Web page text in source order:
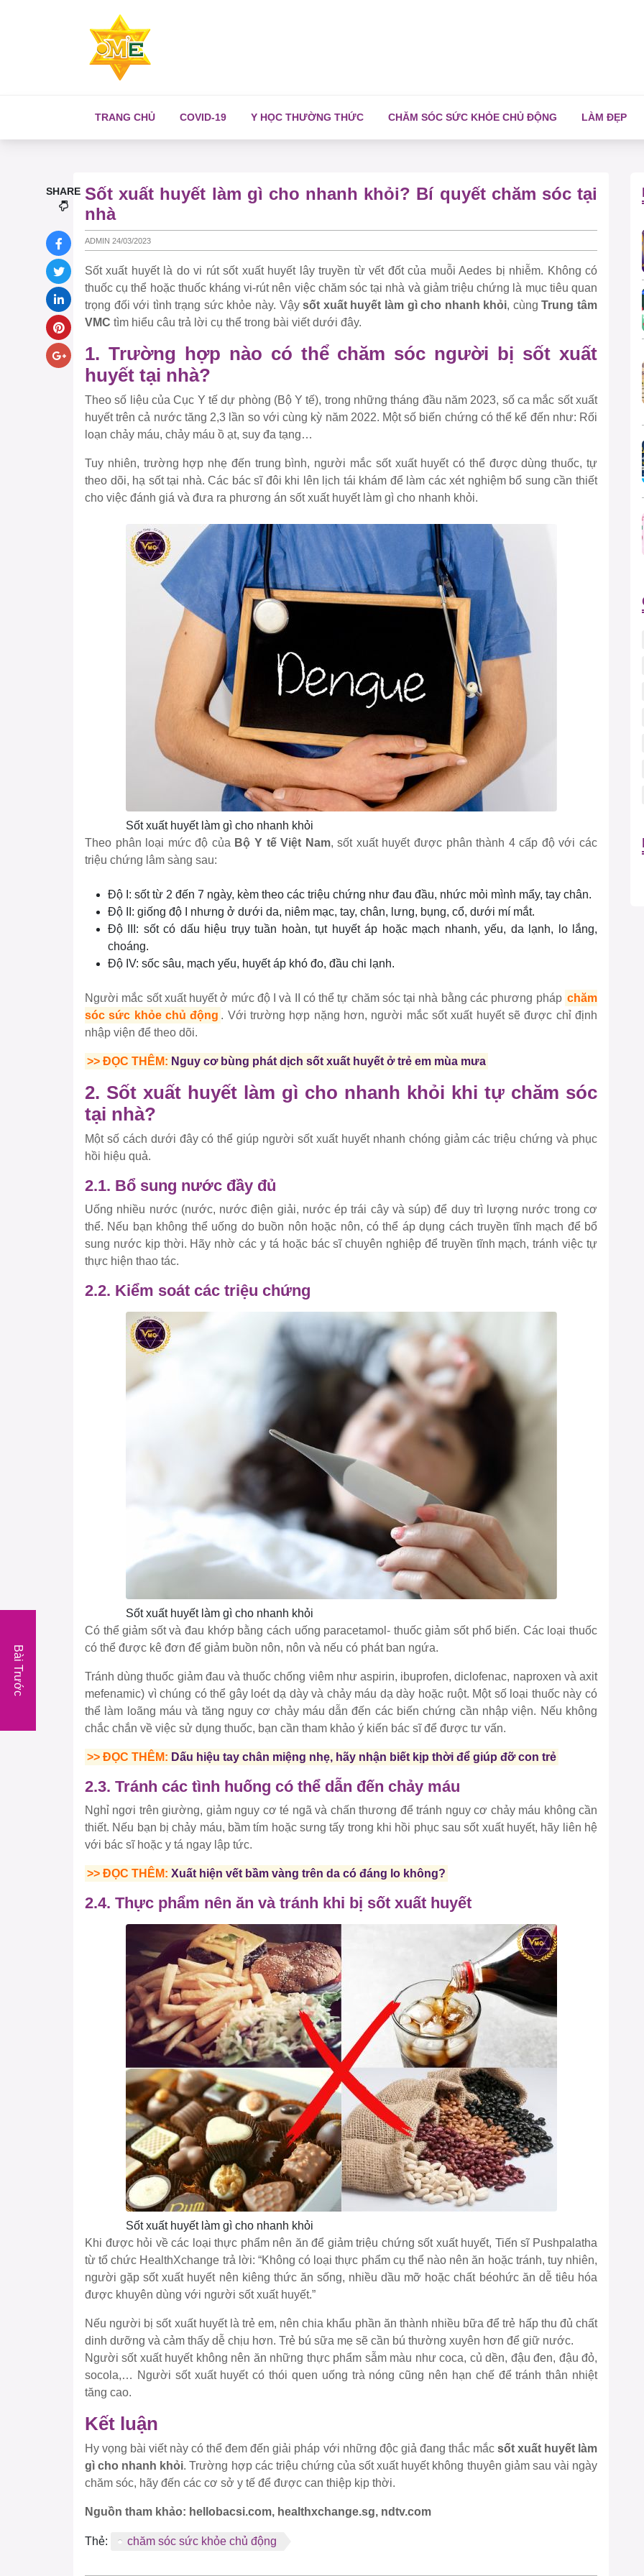
TRANG CHỦ COVID-19 Y HỌC THƯỜNG THỨC CHĂM SÓC SỨC KHỎE CHỦ ĐỘNG LÀM ĐẸP
Sốt xuất huyết làm gì cho nhanh khỏi? Bí quyết chăm sóc tại
nhà
ADMIN 24/03/2023
Sốt xuất huyết là do vi rút sốt xuất huyết lây truyền từ vết đốt của muỗi Aedes bị nhiễm. Không có
thuốc cụ thể hoặc thuốc kháng vi-rút nên việc chăm sóc tại nhà và giảm triệu chứng là mục tiêu quan
trọng đối với tình trạng sức khỏe này. Vậysốt xuất huyết làm gì cho nhanh khỏi, cùngTrung tâm
VMC tìm hiểu câu trả lời cụ thể trong bài viết dưới đây.
1. Trường hợp nào có thể chăm sóc người bị sốt xuất
huyết tại nhà?
Theo số liệu của Cục Y tế dự phòng (Bộ Y tế), trong những tháng đầu năm 2023, số ca mắc sốt xuất
huyết trên cả nước tăng 2,3 lần so với cùng kỳ năm 2022. Một số biến chứng có thể kể đến như: Rối
loạn chảy máu, chảy máu ồ ạt, suy đa tạng…
Tuy nhiên, trường hợp nhẹ đến trung bình, người mắc sốt xuất huyết có thể được dùng thuốc, tự
theo dõi, hạ sốt tại nhà. Các bác sĩ đôi khi lên lịch tái khám để làm các xét nghiệm bổ sung cần thiết
cho việc đánh giá và đưa ra phương án sốt xuất huyết làm gì cho nhanh khỏi.
Sốt xuất huyết làm gì cho nhanh khỏi
Theo phân loại mức độ của Bộ Y tế Việt Nam, sốt xuất huyết được phân thành 4 cấp độ với các
triệu chứng lâm sàng sau:
Độ I: sốt từ 2 đến 7 ngày, kèm theo các triệu chứng như đau đầu, nhức mỏi mình mẩy, tay chân.
Độ II: giống độ I nhưng ở dưới da, niêm mạc, tay, chân, lưng, bụng, cổ, dưới mí mắt.
Độ III: sốt có dấu hiệu trụy tuần hoàn, tụt huyết áp hoặc mạch nhanh, yếu, da lạnh, lo lắng,
choáng.
Độ IV: sốc sâu, mạch yếu, huyết áp khó đo, đầu chi lạnh.
Người mắc sốt xuất huyết ở mức độ I và II có thể tự chăm sóc tại nhà bằng các phương pháp chăm
sóc sức khỏe chủ động . Với trường hợp nặng hơn, người mắc sốt xuất huyết sẽ được chỉ định
nhập viện để theo dõi.
>> ĐỌC THÊM: Nguy cơ bùng phát dịch sốt xuất huyết ở trẻ em mùa mưa
2. Sốt xuất huyết làm gì cho nhanh khỏi khi tự chăm sóc
tại nhà?
Một số cách dưới đây có thể giúp người sốt xuất huyết nhanh chóng giảm các triệu chứng và phục
hồi hiệu quả.
2.1. Bổ sung nước đầy đủ
Uống nhiều nước (nước, nước điện giải, nước ép trái cây và súp) để duy trì lượng nước trong cơ
thể. Nếu bạn không thể uống do buồn nôn hoặc nôn, có thể áp dụng cách truyền tĩnh mạch để bổ
sung nước kịp thời. Hãy nhờ các y tá hoặc bác sĩ chuyên nghiệp để truyền tĩnh mạch, tránh việc tự
thực hiện thao tác.
2.2. Kiểm soát các triệu chứng
Sốt xuất huyết làm gì cho nhanh khỏi
Có thể giảm sốt và đau khớp bằng cách uống paracetamol- thuốc giảm sốt phổ biến. Các loại thuốc
có thể được kê đơn để giảm buồn nôn, nôn và nếu có phát ban ngứa.
Tránh dùng thuốc giảm đau và thuốc chống viêm như aspirin, ibuprofen, diclofenac, naproxen và axit
mefenamic) vì chúng có thể gây loét dạ dày và chảy máu dạ dày hoặc ruột. Một số loại thuốc này có
thể làm loãng máu và tăng nguy cơ chảy máu dẫn đến các biến chứng cần nhập viện. Nếu không
chắc chắn về việc sử dụng thuốc, bạn cần tham khảo ý kiến bác sĩ để được tư vấn.
>> ĐỌC THÊM: Dấu hiệu tay chân miệng nhẹ, hãy nhận biết kịp thời để giúp đỡ con trẻ
2.3. Tránh các tình huống có thể dẫn đến chảy máu
Nghỉ ngơi trên giường, giảm nguy cơ té ngã và chấn thương để tránh nguy cơ chảy máu không cần
thiết. Nếu bạn bị chảy máu, bầm tím hoặc sưng tấy trong khi hồi phục sau sốt xuất huyết, hãy liên hệ
với bác sĩ hoặc y tá ngay lập tức.
>> ĐỌC THÊM:Xuất hiện vết bầm vàng trên da có đáng lo không?
2.4. Thực phẩm nên ăn và tránh khi bị sốt xuất huyết
Sốt xuất huyết làm gì cho nhanh khỏi
Khi được hỏi về các loại thực phẩm nên ăn để giảm triệu chứng sốt xuất huyết, Tiến sĩ Pushpalatha
từ tổ chức HealthXchange trả lời: “Không có loại thực phẩm cụ thể nào nên ăn hoặc tránh, tuy nhiên,
người gặp sốt xuất huyết nên kiêng thức ăn sống, nhiều dầu mỡ hoặc chất béohức ăn dễ tiêu hóa
được khuyên dùng với người sốt xuất huyết.”
Nếu người bị sốt xuất huyết là trẻ em, nên chia khẩu phần ăn thành nhiều bữa để trẻ hấp thu đủ chất
dinh dưỡng và cảm thấy dễ chịu hơn. Trẻ bú sữa mẹ sẽ cần bú thường xuyên hơn để giữ nước.
Người sốt xuất huyết không nên ăn những thực phẩm sẫm màu như coca, củ dền, đậu đen, đậu đỏ,
socola,… Người sốt xuất huyết có thói quen uống trà nóng cũng nên hạn chế để tránh thân nhiệt
tăng cao.
Kết luận
Hy vọng bài viết này có thể đem đến giải pháp với những độc giả đang thắc mắc sốt xuất huyết làm
gì cho nhanh khỏi. Trường hợp các triệu chứng của sốt xuất huyết không thuyên giảm sau vài ngày
chăm sóc, hãy đến các cơ sở y tế để được can thiệp kịp thời.
Nguồn tham khảo: hellobacsi.com, healthxchange.sg, ndtv.com
Thẻ: chăm sóc sức khỏe chủ động
SHARE
Bài Trước